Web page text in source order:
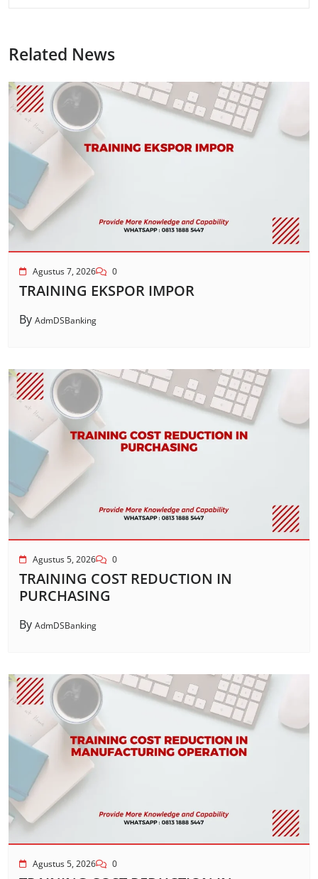
Related News
Agustus 7, 2026 0
TRAINING EKSPOR IMPOR
By AdmDSBanking
Agustus 5, 2026 0
TRAINING COST REDUCTION IN
PURCHASING
By AdmDSBanking
Agustus 5, 2026 0